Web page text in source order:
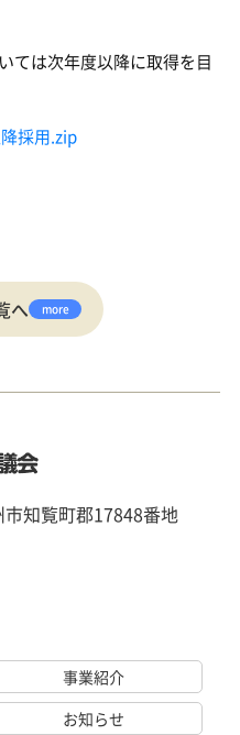
随時
は次年度以降に取得を目
採用.zip
へ more
知覧町郡17848番地
事業紹介
お知らせ